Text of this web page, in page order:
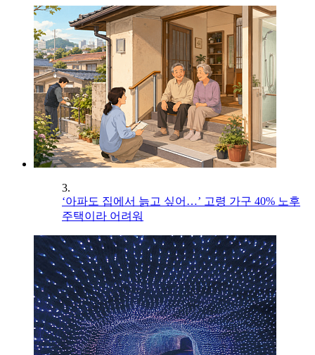
3.
‘아파도 집에서 늙고 싶어…’ 고령 가구 40% 노후
주택이라 어려워